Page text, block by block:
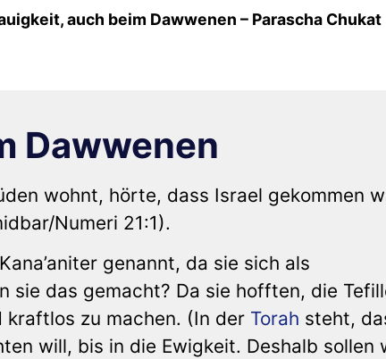
auch beim Dawwenen – Parascha Chukat
Dawwenen
wohnt, hörte, dass Israel gekommen
Numeri 21:1).
genannt, da sie sich als
sie das gemacht? Da sie hofften, die
kraftlos zu machen. (In der Torah steht,
will, bis in die Ewigkeit. Deshalb sollen